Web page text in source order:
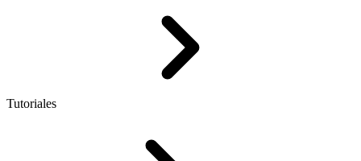
Tutoriales